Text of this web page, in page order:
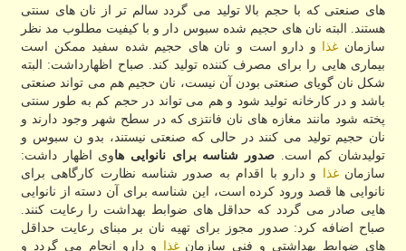
های صنعتی كه با حجم بالا تولید می گردد سالم تر از نان های سنتی
هستند. البته نان های حجیم شده سبوس دار و با كیفیت مطلوب مد نظر
سازمان غذا و دارو است و نان های حجیم شده سفید ممكن است
بیماری هایی را برای مصرف كننده تولید كند. صباح اظهارداشت: البته
شكل نان گویای صنعتی بودن آن نیست، نان حجیم هم می تواند صنعتی
باشد و در كارخانه تولید شود و هم می تواند در حجم كم به طور سنتی
پخته شود مانند مغازه های نان فانتزی كه در سطح شهر وجود دارند و
نان حجیم تولید می كنند در حالی كه صنعتی نیستند، بدو ن سبوس و
تولیدشان كم است. صدور شناسه برای نانوایی هاوی اظهار داشت:
سازمانغذا و دارو با اقدام به صدور شناسه نظارت كارگاهی برای
نانوایی ها قصد ورود كرده است، این شناسه برای آن دسته از نانوایی
هایی صادر می گردد كه حداقل های ضوابط بهداشت را رعایت كنند.
صباح اضافه كرد: صدور مجوز برای تهیه نان بر مبنای رعایت حداقل
های ضوابط بهداشتی و فنی سازمانغذا و دارو انجام می گردد و